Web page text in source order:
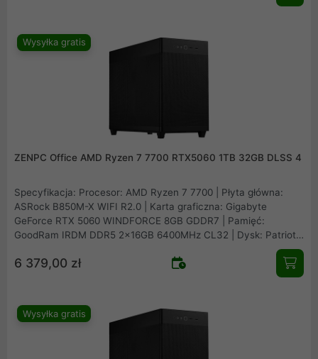
Wysyłka gratis
ZENPC Office AMD Ryzen 7 7700 RTX5060 1TB 32GB DLSS 4
Specyfikacja: Procesor: AMD Ryzen 7 7700 | Płyta główna:
ASRock B850M-X WIFI R2.0 | Karta graficzna: Gigabyte
GeForce RTX 5060 WINDFORCE 8GB GDDR7 | Pamięć:
GoodRam IRDM DDR5 2x16GB 6400MHz CL32 | Dysk: Patriot
Viper VP4300 Lite 1TB M.2 PCIe NVMe Gen4 | Obudowa: Asus
Prime AP201 Mesh | Zasilacz: Seasonic B12 BM-550 80Plus
Bronze 550W | Chłodzenie procesora: Arctic Freezer 36 Black |
6 379,00 zł
Wysyłka gratis